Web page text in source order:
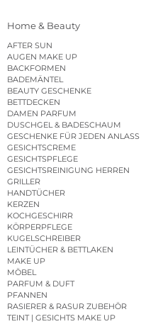
Home & Beauty
AFTER SUN
AUGEN MAKE UP
BACKFORMEN
BADEMÄNTEL
BEAUTY GESCHENKE
BETTDECKEN
DAMEN PARFUM
DUSCHGEL & BADESCHAUM
GESCHENKE FÜR JEDEN ANLASS
GESICHTSCREME
GESICHTSPFLEGE
GESICHTSREINIGUNG HERREN
GRILLER
HANDTÜCHER
KERZEN
KOCHGESCHIRR
KÖRPERPFLEGE
KUGELSCHREIBER
LEINTÜCHER & BETTLAKEN
MAKE UP
MÖBEL
PARFUM & DUFT
PFANNEN
RASIERER & RASUR ZUBEHÖR
TEINT | GESICHTS MAKE UP